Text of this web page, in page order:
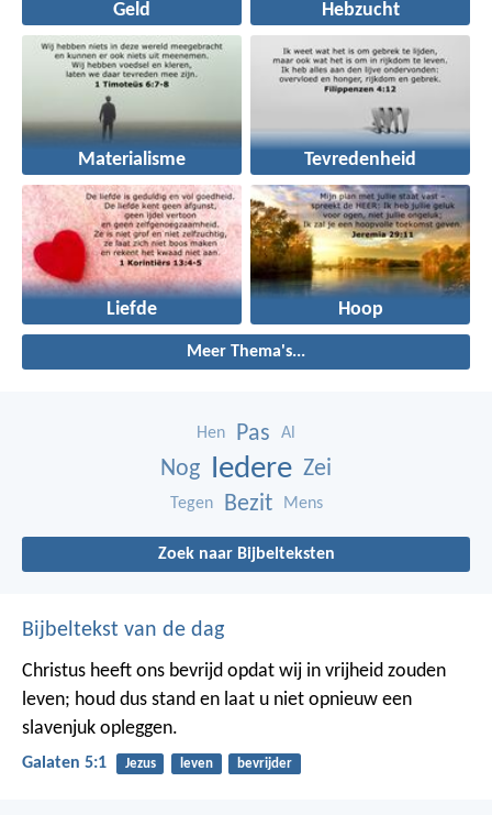
Geld Hebzucht
Materialisme Tevredenheid
Liefde Hoop
Meer Thema's...
Hen Pas Al
Nog Iedere Zei
Tegen Bezit Mens
Zoek naar Bijbelteksten
Bijbeltekst van de dag
Christus heeft ons bevrijd opdat wij in vrijheid zouden
leven; houd dus stand en laat u niet opnieuw een
slavenjuk opleggen.
Galaten 5:1 Jezus leven bevrijder